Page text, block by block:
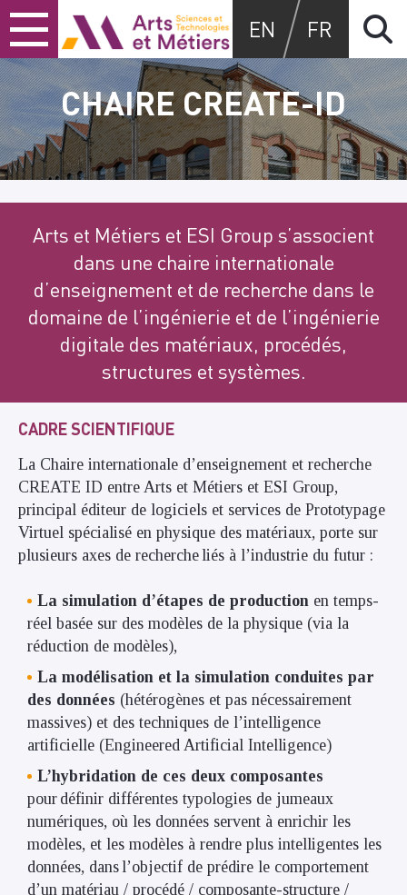
Skip
to
content
Skip
to
main
menu
Skip
to
search
Arts et métiers
EN FR
CHAIRE CREATE-ID
Arts et Métiers et ESI Group s’associent
dans une chaire internationale
d’enseignement et de recherche dans le
domaine de l’ingénierie et de l’ingénierie
digitale des matériaux, procédés,
structures et systèmes.
CADRE SCIENTIFIQUE
La Chaire internationale d’enseignement et recherche
CREATE ID entre Arts et Métiers et ESI Group,
principal éditeur de logiciels et services de Prototypage
Virtuel spécialisé en physique des matériaux, porte sur
plusieurs axes de recherche liés à l’industrie du futur :
La simulation d’étapes de production en temps-
réel basée sur des modèles de la physique (via la
réduction de modèles),
La modélisation et la simulation conduites par
des données (hétérogènes et pas nécessairement
massives) et des techniques de l’intelligence
artificielle (Engineered Artificial Intelligence)
L’hybridation de ces deux composantes
pour définir différentes typologies de jumeaux
numériques, où les données servent à enrichir les
modèles, et les modèles à rendre plus intelligentes les
données, dans l’objectif de prédire le comportement
d’un matériau / procédé / composante-structure /